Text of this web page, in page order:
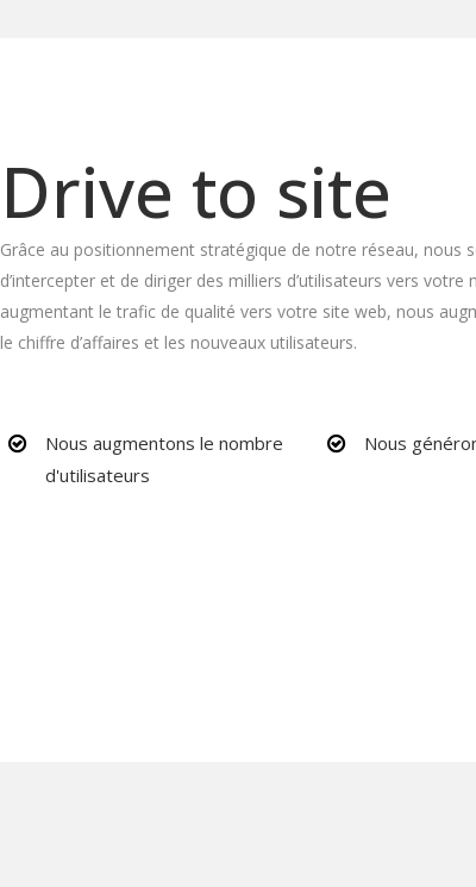
Drive to site
Grâce au positionnement stratégique de notre réseau, nous
d’intercepter et de diriger des milliers d’utilisateurs vers votre
augmentant le trafic de qualité vers votre site web, nous
le chiffre d’affaires et les nouveaux utilisateurs.
Nous augmentons le nombre
d'utilisateurs
Nous